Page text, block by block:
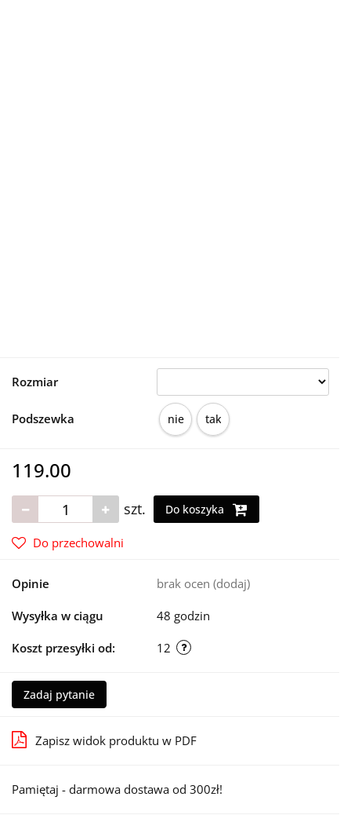
Rozmiar
Podszewka nie tak
119.00
szt. Do koszyka
Do przechowalni
Opinie brak ocen (dodaj)
Wysyłka w ciągu 48 godzin
Koszt przesyłki od: 12
Zadaj pytanie
Zapisz widok produktu w PDF
Pamiętaj - darmowa dostawa od 300zł!